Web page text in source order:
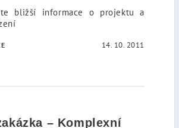
bližší informace o projektu a
14. 10. 2011
– Komplexní